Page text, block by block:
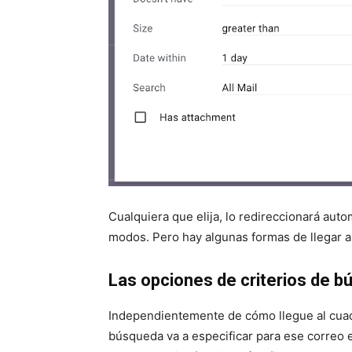
Cualquiera que elija, lo redireccionará
modos. Pero hay algunas formas de llegar
Las opciones de criterios de
Independientemente de cómo llegue al
búsqueda va a especificar para ese